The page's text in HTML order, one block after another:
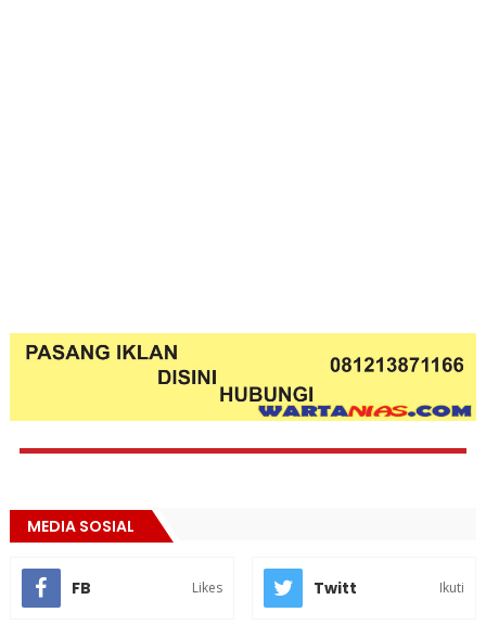
MEDIA SOSIAL
FB Likes Twitt Ikuti